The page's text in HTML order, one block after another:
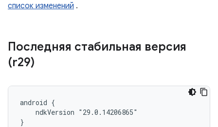
список изменений .
Последняя стабильная версия
(r29)
android {
    ndkVersion "29.0.14206865"
}